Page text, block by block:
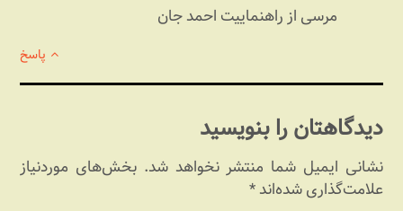
مرسی از راهنماییت احمد جان
پاسخ
دیدگاهتان را بنویسید
نشانی ایمیل شما منتشر نخواهد شد. بخش‌های موردنیاز
علامت‌گذاری شده‌اند*